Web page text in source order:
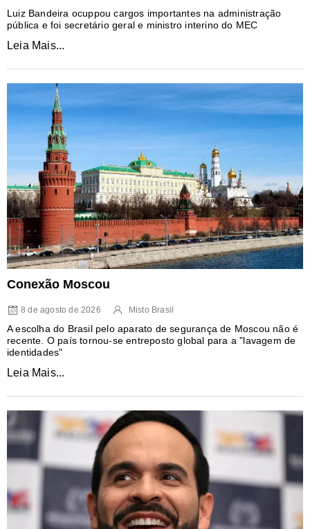
Luiz Bandeira ocuppou cargos importantes na administração
pública e foi secretário geral e ministro interino do MEC
Leia Mais...
Conexão Moscou
8 de agosto de 2026 Misto Brasil
A escolha do Brasil pelo aparato de segurança de Moscou não é
recente. O país tornou-se entreposto global para a "lavagem de
identidades"
Leia Mais...